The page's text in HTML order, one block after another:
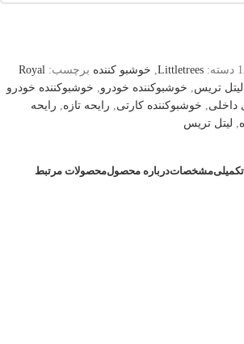
دسته: Littletrees خوشبو کننده برچسب: Royal
تریس خوشبوکننده خودرو
خوشبوکننده خودرو
داخلی خوشبوکننده کارتی رایحه تازه
رایحه
لیتل تریس
مشخصاتدرباره محصولمحصولات مرتبط